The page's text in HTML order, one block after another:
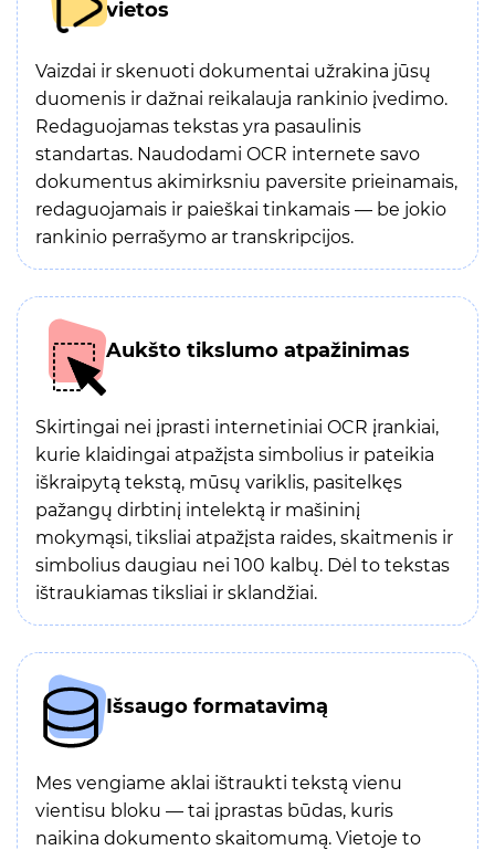
vietos
Vaizdai ir skenuoti dokumentai užrakina jūsų
duomenis ir dažnai reikalauja rankinio įvedimo.
Redaguojamas tekstas yra pasaulinis
standartas. Naudodami OCR internete savo
dokumentus akimirksniu paversite prieinamais,
redaguojamais ir paieškai tinkamais — be jokio
rankinio perrašymo ar transkripcijos.
Aukšto tikslumo atpažinimas
Skirtingai nei įprasti internetiniai OCR įrankiai,
kurie klaidingai atpažįsta simbolius ir pateikia
iškraipytą tekstą, mūsų variklis, pasitelkęs
pažangų dirbtinį intelektą ir mašininį
mokymąsi, tiksliai atpažįsta raides, skaitmenis ir
simbolius daugiau nei 100 kalbų. Dėl to tekstas
ištraukiamas tiksliai ir sklandžiai.
Išsaugo formatavimą
Mes vengiame aklai ištraukti tekstą vienu
vientisu bloku — tai įprastas būdas, kuris
naikina dokumento skaitomumą. Vietoje to